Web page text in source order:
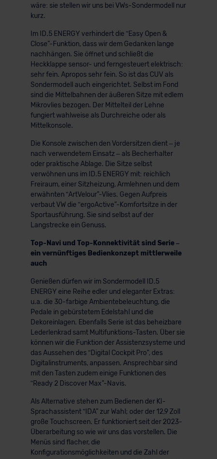
wäre: sie stellen wir uns bei VWs-Sondermodell nur
kurz.
Im ID.5 ENERGY verhindert die ʺEasy Open &
Close"-Funktion, dass wir dem Gedanken lange
nachhängen. Sie öffnet und schließt die
Heckklappe sensor- und ferngesteuert elektrisch:
sehr fein. Apropos sehr fein. So ist das CUV als
Sondermodell auch eingerichtet. Selbst im Fond
sind die Mittelbahnen der äußeren Sitze mit edlem
Mikrovlies bezogen. Der Mittelteil der Lehne
fungiert wahlweise als Durchreiche oder als
Mittelkonsole.
Die Konsole zwischen den Vordersitzen dient – je
nach verwendetem Einsatz – als Becherhalter
oder praktische Ablage. Die Sitze selbst
verwöhnen uns im ID.5 ENERGY mit: reichlich
Freiraum, einer Sitzheizung, Armlehnen und dem
erwähnten ʺArtVelour"-Vlies. Gegen Aufpreis
verbaut VW die ʺergoActive"-Komfortsitze in der
Sportausführung. Sie sind selbst auf der
Langstrecke ein Genuss.
Top-Navi und Top-Konnektivität sind Serie –
ein vernünftiges Bedienkonzept mittlerweile
auch
Genießen dürfen wir im Sondermodell ID.5
ENERGY eine Reihe edler und eleganter Extras:
u.a. die 30-farbige Ambientebeleuchtung, die
Pedale in gebürstetem Edelstahl und die
Dekoreinlagen. Ebenfalls Serie ist das beheizbare
Lederlenkrad samt Multifunktions-Tasten. Über sie
können wir die Funktion der Assistenzsysteme und
das Aussehen des ʺDigital Cockpit Pro", des
Digitalinstruments, anpassen. Ansprechbar sind
mit den Tasten zudem einige Funktionen des
ʺReady 2 Discover Max"-Navis.
Als Alternative stehen zum Bedienen der KI-
Sprachassistent ʺIDA" zur Wahl; oder der 12,9 Zoll
große Touchscreen. Er funktioniert seit der 2023-
Überarbeitung so wie wir uns das vorstellen. Die
Menüs sind flacher, die
Konfigurationsmöglichkeiten und die Zahl der